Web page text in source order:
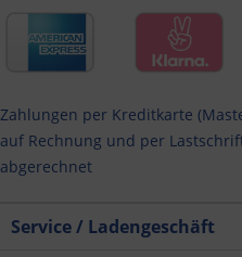
Zahlungen per Kreditkarte
auf Rechnung und per
abgerechnet
Service / Ladengeschäft